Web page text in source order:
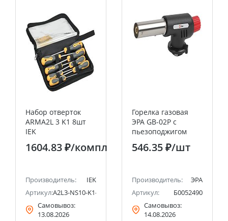
Набор отверток
ARMA2L 3 K1 8шт
IEK
1604.83 ₽/компл
Производитель:
IEK
Артикул:A2L3-NS10-K1-08
Самовывоз:
13.08.2026
Горелка газовая
ЭРА GB-02P с
пьезоподжигом
установка на
баллон
546.35 ₽/шт
Производитель:
ЭРА
Артикул:
Б0052490
Самовывоз:
14.08.2026